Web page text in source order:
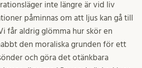
inte längre är vid liv
påminnas om att ljus kan gå till
får aldrig glömma hur skör en
den moraliska grunden för ett
och göra det otänkbara